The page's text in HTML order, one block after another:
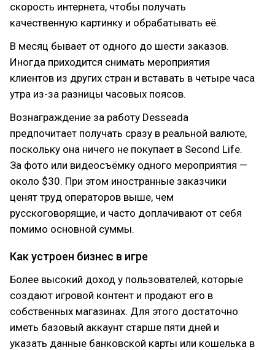
скорость интернета, чтобы получать
качественную картинку и обрабатывать её.
В месяц бывает от одного до шести заказов.
Иногда приходится снимать мероприятия
клиентов из других стран и вставать в четыре часа
утра из-за разницы часовых поясов.
Вознаграждение за работу Desseada
предпочитает получать сразу в реальной валюте,
поскольку она ничего не покупает в Second Life.
За фото или видеосъёмку одного мероприятия —
около $30. При этом иностранные заказчики
ценят труд операторов выше, чем
русскоговорящие, и часто доплачивают от себя
помимо основной суммы.
Как устроен бизнес в игре
Более высокий доход у пользователей, которые
создают игровой контент и продают его в
собственных магазинах. Для этого достаточно
иметь базовый аккаунт старше пяти дней и
указать данные банковской карты или кошелька в